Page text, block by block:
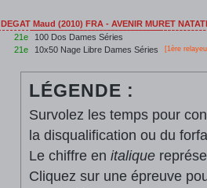
DEGAT Maud (2010) FRA - AVENIR MURET
21e
100 Dos Dames Séries
21e
10x50 Nage Libre Dames Séries [1ère
LÉGENDE :
Survolez les temps pour
la disqualification ou du
Le chiffre en italique
Cliquez sur une épreuve